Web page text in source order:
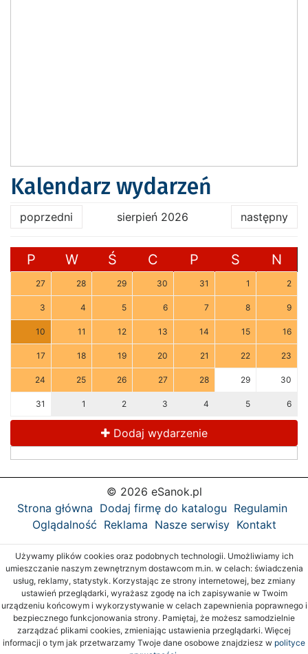
Kalendarz wydarzeń
poprzedni sierpień 2026 następny
P W Ś C P S N
27 28 29 30 31 1 2
3 4 5 6 7 8 9
10 11 12 13 14 15 16
17 18 19 20 21 22 23
24 25 26 27 28 29 30
31 1 2 3 4 5 6
Dodaj wydarzenie
© 2026 eSanok.pl
Strona główna Dodaj firmę do katalogu Regulamin
Oglądalność Reklama Nasze serwisy Kontakt
Używamy plików cookies oraz podobnych technologii. Umożliwiamy ich
umieszczanie naszym zewnętrznym dostawcom m.in. w celach: świadczenia
usług, reklamy, statystyk. Korzystając ze strony internetowej, bez zmiany
ustawień przeglądarki, wyrażasz zgodę na ich zapisywanie w Twoim
urządzeniu końcowym i wykorzystywanie w celach zapewnienia poprawnego i
bezpiecznego funkcjonowania strony. Pamiętaj, że możesz samodzielnie
zarządzać plikami cookies, zmieniając ustawienia przeglądarki. Więcej
informacji o tym jak przetwarzamy Twoje dane osobowe znajdziesz w polityce